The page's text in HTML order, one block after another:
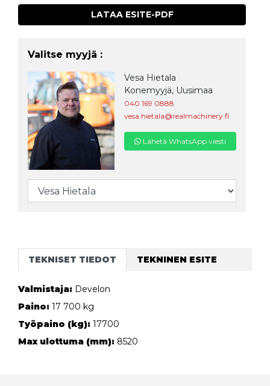
LATAA ESITE-PDF
Valitse myyjä :
Vesa Hietala
Konemyyjä, Uusimaa
040 169 0888
vesa.hietala@realmachinery.fi
Lähetä WhatsApp viesti
TEKNISET TIEDOT TEKNINEN ESITE
Valmistaja: Develon
Paino: 17 700 kg
Työpaino (kg): 17700
Max ulottuma (mm): 8520